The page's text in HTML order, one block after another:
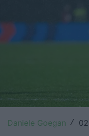
United Rugby
Challenge Cup
World Rugby
Daniele Goegan /